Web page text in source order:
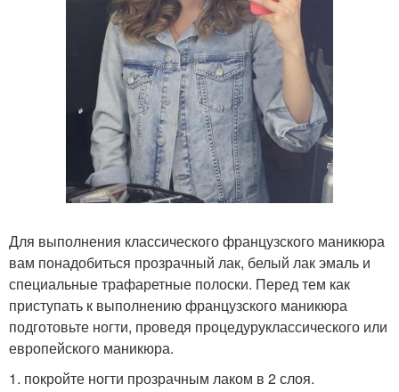
Для выполнения классического французского маникюра
вам понадобиться прозрачный лак, белый лак эмаль и
специальные трафаретные полоски. Перед тем как
приступать к выполнению французского маникюра
подготовьте ногти, проведя процедуруклассического или
европейского маникюра.
1. покройте ногти прозрачным лаком в 2 слоя.